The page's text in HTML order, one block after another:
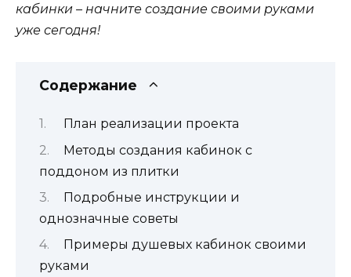
кабинки – начните создание своими руками
уже сегодня!
Содержание
План реализации проекта
Методы создания кабинок с
поддоном из плитки
Подробные инструкции и
однозначные советы
Примеры душевых кабинок своими
руками